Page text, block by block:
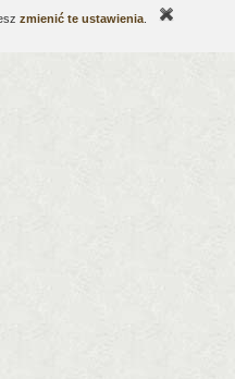
zmienić te ustawienia